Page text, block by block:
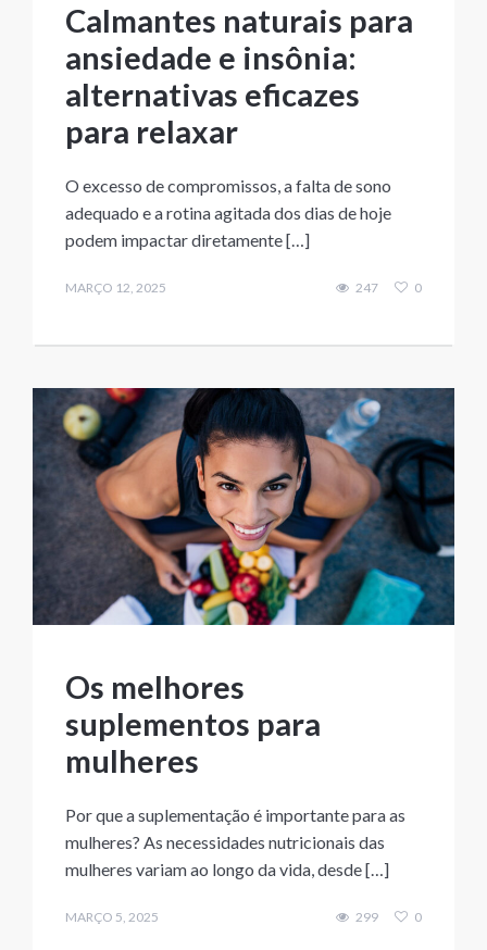
Calmantes naturais para
ansiedade e insônia:
alternativas eficazes
para relaxar
O excesso de compromissos, a falta de sono
adequado e a rotina agitada dos dias de hoje
podem impactar diretamente […]
MARÇO 12, 2025 247 0
Os melhores
suplementos para
mulheres
Por que a suplementação é importante para as
mulheres? As necessidades nutricionais das
mulheres variam ao longo da vida, desde […]
MARÇO 5, 2025 299 0